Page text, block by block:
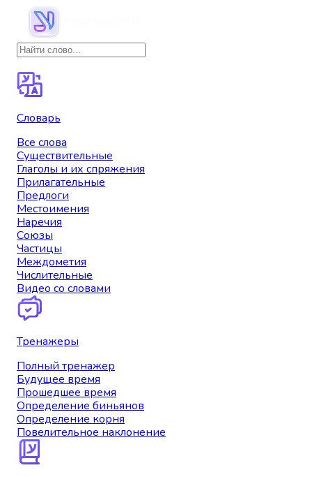
Словарь
Все слова
Существительные
Глаголы и их спряжения
Прилагательные
Предлоги
Местоимения
Наречия
Союзы
Частицы
Междометия
Числительные
Видео со словами
Тренажеры
Полный тренажер
Будущее время
Прошедшее время
Определение биньянов
Определение корня
Повелительное наклонение